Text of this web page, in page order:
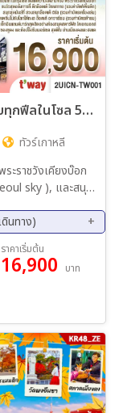
ทัวร์เกาหลี Korea Vibes ช้อป ชิม ชิล ครบทุกฟีลในโซล 5วัน 3คืน (TW)
ทัวร์เกาหลี
ะราชวังเคียงบ๊อก
sky ), และสนุก
างห้องสมุดส
องซูดง และช้อปปิ้ง
นทาง)
- 08 ก.ย. 69
- 14 ก.ย. 69
- 21 ก.ย. 69
13 ต.ค. 69
ราคาเริ่มต้น
16,900 บาท